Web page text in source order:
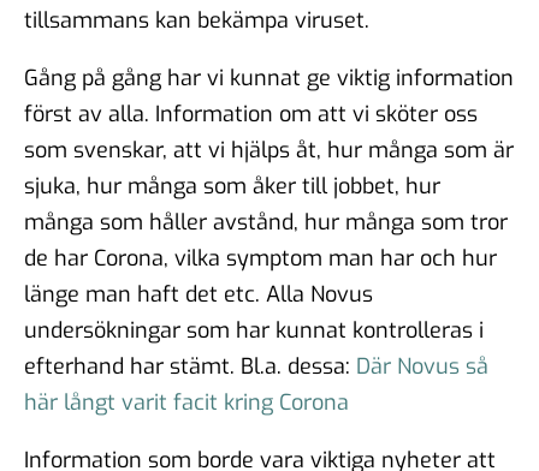
tillsammans kan bekämpa viruset.
Gång på gång har vi kunnat ge viktig information
först av alla. Information om att vi sköter oss
som svenskar, att vi hjälps åt, hur många som är
sjuka, hur många som åker till jobbet, hur
många som håller avstånd, hur många som tror
de har Corona, vilka symptom man har och hur
länge man haft det etc. Alla Novus
undersökningar som har kunnat kontrolleras i
efterhand har stämt. Bl.a. dessa: Där Novus så
här långt varit facit kring Corona
Information som borde vara viktiga nyheter att